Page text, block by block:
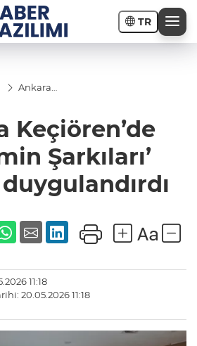
TR
Ankara
Şarkıları’
konseri
duygulandırdı
Keçiören’de
Şarkıları’
11:18
20.05.2026 11:18